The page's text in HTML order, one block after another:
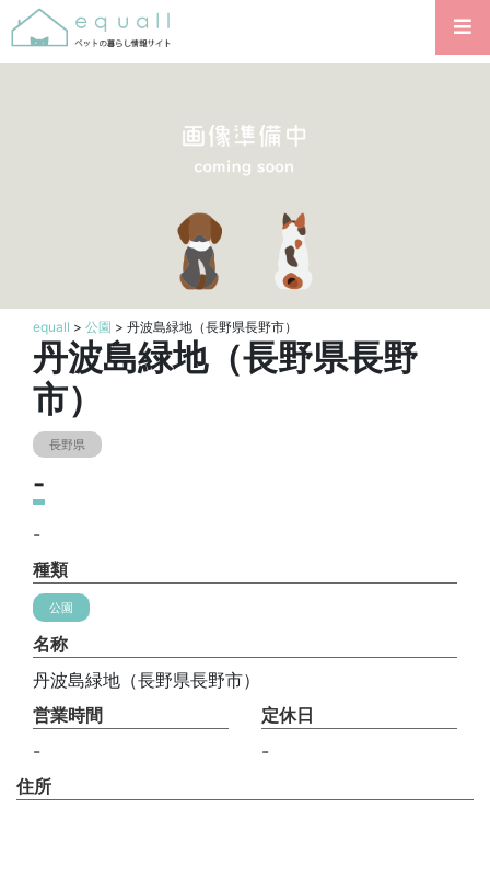
equall > 公園 > 丹波島緑地（長野県長野市）
丹波島緑地（長野県長野
市）
長野県
-
-
種類
公園
名称
丹波島緑地（長野県長野市）
営業時間
-
定休日
-
住所